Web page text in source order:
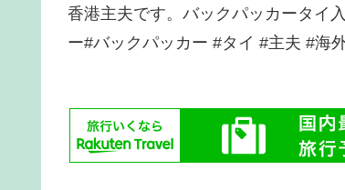
香港主夫です。バックパッカータイ
ー#バックパッカー #タイ #主夫 #海